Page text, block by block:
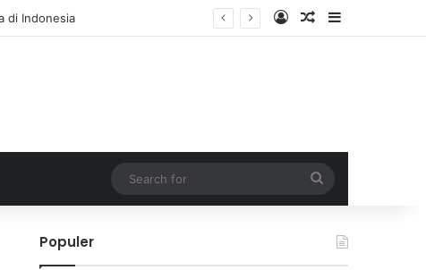
Log InRandom Article
Sidebar
for
Populer